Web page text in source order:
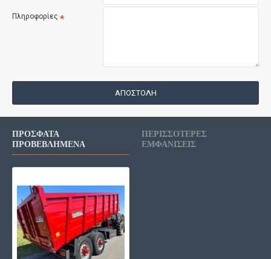
Πληροφορίες
ΑΠΟΣΤΟΛΉ
ΠΡΌΣΦΑΤΑ
ΠΡΟΒΕΒΛΗΜΈΝΑ
ΠΕΡΙΣΣΌΤΕΡΕΣ
ΕΜΦΑΝΊΣΕΙΣ